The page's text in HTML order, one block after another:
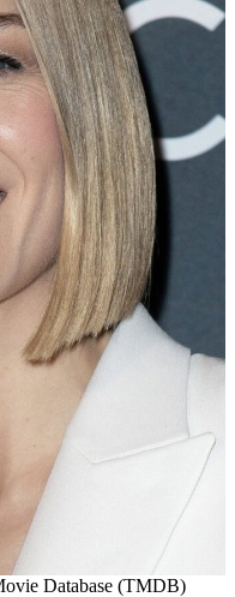
Database (TMDB)